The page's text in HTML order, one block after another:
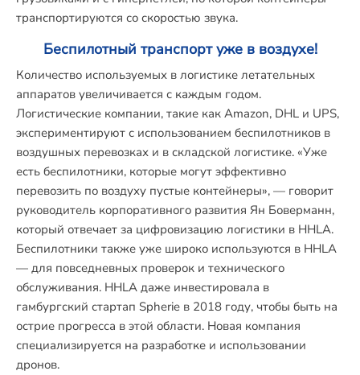
транспортируются со скоростью звука.
Беспилотный транспорт уже в воздухе!
Количество используемых в логистике летательных
аппаратов увеличивается с каждым годом.
Логистические компании, такие как Amazon, DHL и UPS,
экспериментируют с использованием беспилотников в
воздушных перевозках и в складской логистике. «Уже
есть беспилотники, которые могут эффективно
перевозить по воздуху пустые контейнеры», — говорит
руководитель корпоративного развития Ян Боверманн,
который отвечает за цифровизацию логистики в HHLA.
Беспилотники также уже широко используются в HHLA
— для повседневных проверок и технического
обслуживания. HHLA даже инвестировала в
гамбургский стартап Spherie в 2018 году, чтобы быть на
острие прогресса в этой области. Новая компания
специализируется на разработке и использовании
дронов.